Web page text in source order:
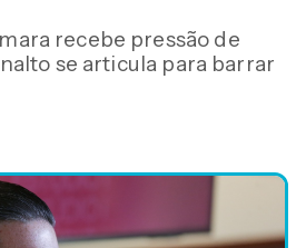
recebe pressão de
se articula para barrar